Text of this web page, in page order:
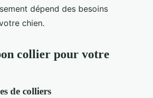
dépend des besoins
chien.
collier pour votre
de colliers